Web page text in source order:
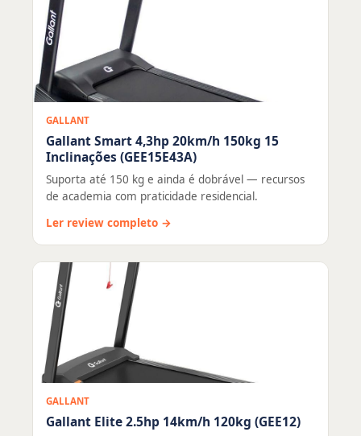
GALLANT
Gallant Smart 4,3hp 20km/h 150kg 15
Inclinações (GEE15E43A)
Suporta até 150 kg e ainda é dobrável — recursos
de academia com praticidade residencial.
Ler review completo →
GALLANT
Gallant Elite 2.5hp 14km/h 120kg (GEE12)